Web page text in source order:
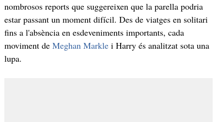
nombrosos reports que suggereixen que la parella podria
estar passant un moment difícil. Des de viatges en solitari
fins a l'absència en esdeveniments importants, cada
moviment de Meghan Marklei Harry és analitzat sota una
lupa.